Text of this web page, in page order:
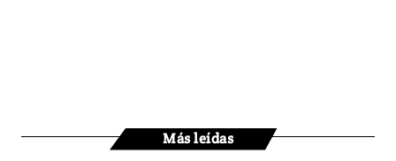
Más leídas